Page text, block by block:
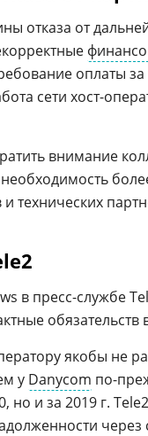
отказа от
оплаты
сети хост-
внимание
необходимость
технических
в пресс-службе
обязательств
якобы не
у Danycom по-
но и за 2019 г.